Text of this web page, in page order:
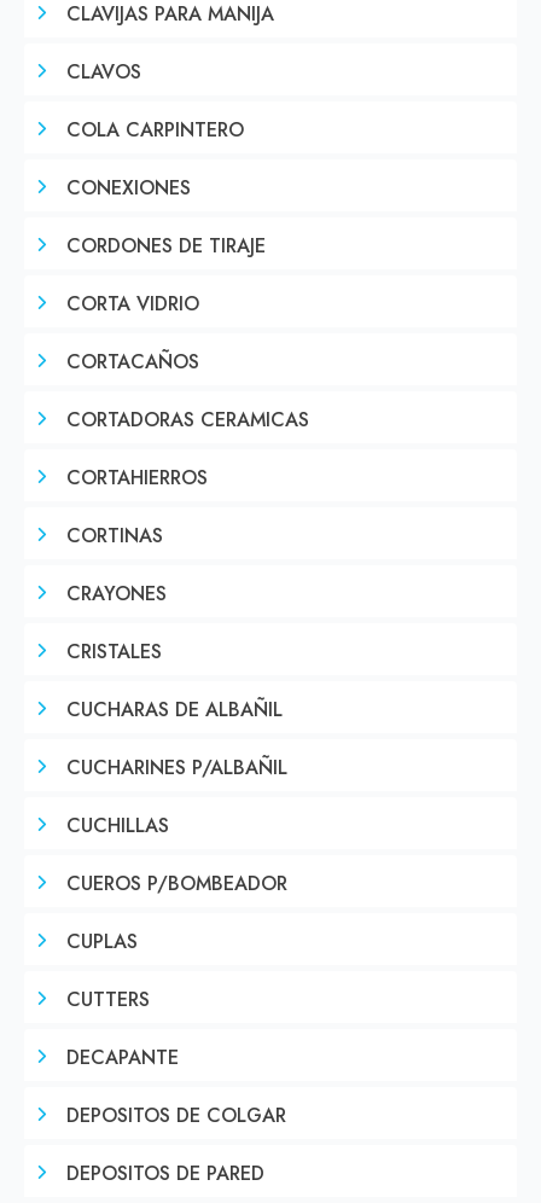
CLAVIJAS PARA MANIJA
CLAVOS
COLA CARPINTERO
CONEXIONES
CORDONES DE TIRAJE
CORTA VIDRIO
CORTACAÑOS
CORTADORAS CERAMICAS
CORTAHIERROS
CORTINAS
CRAYONES
CRISTALES
CUCHARAS DE ALBAÑIL
CUCHARINES P/ALBAÑIL
CUCHILLAS
CUEROS P/BOMBEADOR
CUPLAS
CUTTERS
DECAPANTE
DEPOSITOS DE COLGAR
DEPOSITOS DE PARED